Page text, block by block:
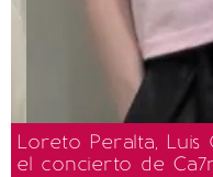
Loreto Peralta,
el concierto de